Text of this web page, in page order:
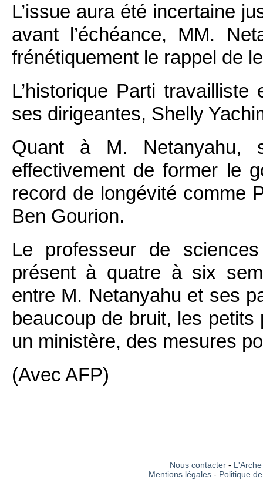
L’issue aura été incertaine
avant l’échéance, MM.
frénétiquement le rappel de
L’historique Parti
ses dirigeantes, Shelly
Quant à M. Netanyahu,
effectivement de former le
record de longévité comme
Ben Gourion.
Le professeur de
présent à quatre à six
entre M. Netanyahu et ses
beaucoup de bruit, les
un ministère, des mesures
(Avec AFP)
Nous contacter-
Mentions légales - Politique